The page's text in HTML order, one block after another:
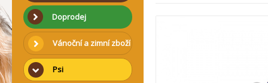
Doprodej
Vánoční a zimní zboží
Psi